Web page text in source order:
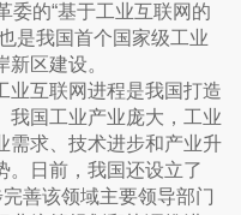
委的“基于工业互联网的
是我国首个国家级工业
区建设。
业互联网进程是我国打造
我国工业产业庞大，工业
需求、技术进步和产业升
。日前，我国还设立了
善该领域主要领导部门